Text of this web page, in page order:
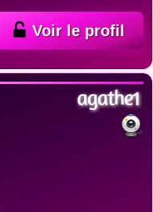
Voir le profil
agathe1